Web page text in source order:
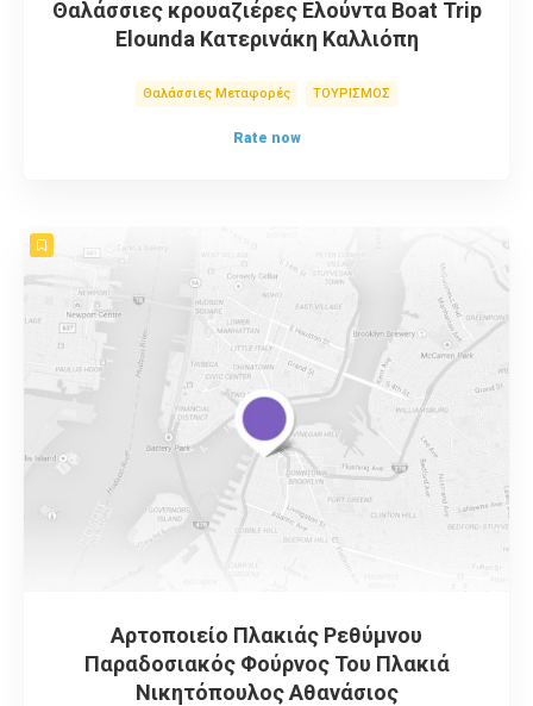
Θαλάσσιες κρουαζιέρες Ελούντα Boat Trip
Elounda Κατερινάκη Καλλιόπη
Θαλάσσιες Μεταφορές ΤΟΥΡΙΣΜΟΣ
Rate now
Αρτοποιείο Πλακιάς Ρεθύμνου
Παραδοσιακός Φούρνος Του Πλακιά
Νικητόπουλος Αθανάσιος